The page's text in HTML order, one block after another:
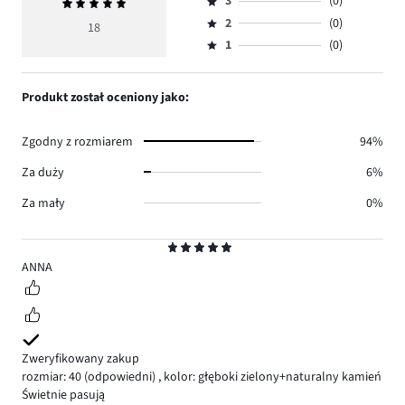
5
ANNA
Zweryfikowany zakup
rozmiar: 40 (odpowiedni) , kolor: głęboki zielony+naturalny kamień
Świetnie pasują
Średnia
ocena
18
głosów
18.
4,
ilość
głosów
Ocena
3,
ilość
Ocena
2,
2
(0)
Ocena
1,
1 (0)
Produkt został oceniony jako:
Zgodny z rozmiarem
94%
Za duży
6%
Za mały
0%